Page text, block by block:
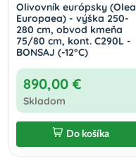
Olivovník európsky (Olea
Europaea) - výška 250-
280 cm, obvod kmeňa
75/80 cm, kont. C290L -
BONSAJ (-12°C)
890,00 €
Skladom
Do košíka